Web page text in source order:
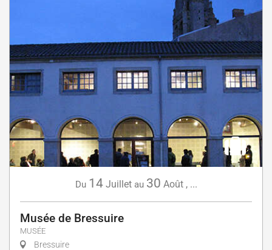
Du 14 Juillet au 30 Août, ...
Musée de Bressuire
MUSÉE
Bressuire